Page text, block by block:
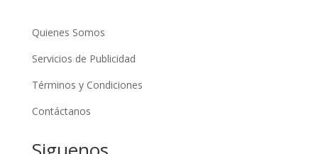
Quienes Somos
Servicios de Publicidad
Términos y Condiciones
Contáctanos